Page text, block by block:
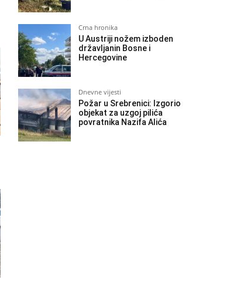
Crna hronika
U Austriji nožem izboden
državljanin Bosne i
Hercegovine
Dnevne vijesti
Požar u Srebrenici: Izgorio
objekat za uzgoj pilića
povratnika Nazifa Alića